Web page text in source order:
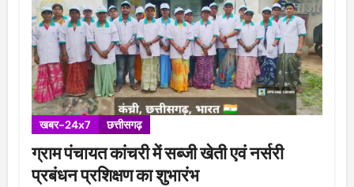
खबर-24x7 छत्तीसगढ़
ग्राम पंचायत कांचरी में सब्जी खेती एवं नर्सरी
प्रबंधन प्रशिक्षण का शुभारंभ